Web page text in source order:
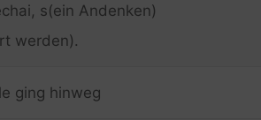
s(ein Andenken)
werden).
ging hinweg